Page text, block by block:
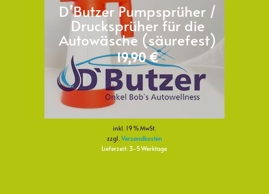
D’Butzer Pumpsprüher /
Drucksprüher für die
Autowäsche (säurefest)
19,90€
inkl. 19 % MwSt.
zzgl. Versandkosten
Lieferzeit:3-5 Werktage